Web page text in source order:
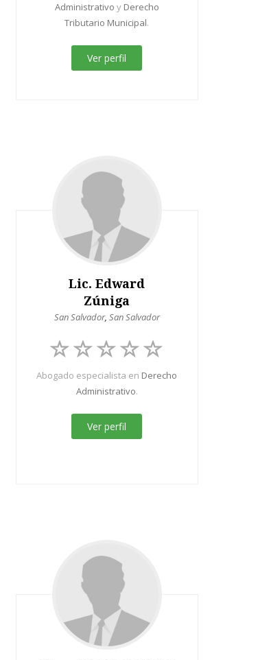
Administrativo y Derecho
Tributario Municipal.
Ver perfil
Lic. Edward
Zúniga
San Salvador, San Salvador
Abogado especialista en Derecho
Administrativo.
Ver perfil